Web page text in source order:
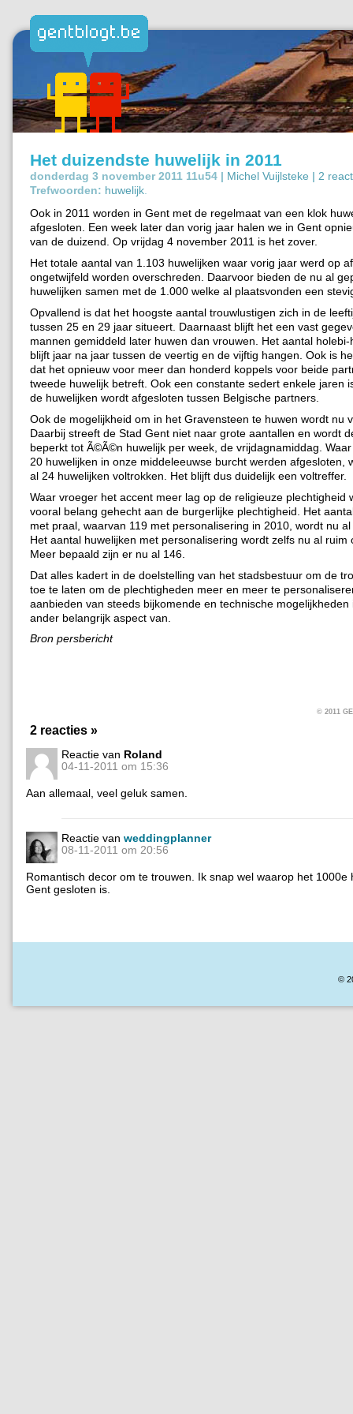
Het duizendste huwelijk in 2011
donderdag 3 november 2011 11u54 | Michel Vuijlsteke | 2
Trefwoorden: huwelijk
Ook in 2011 worden in Gent met de regelmaat van een klok
afgesloten. Een week later dan vorig jaar halen we in Gent
van de duizend. Op vrijdag 4 november 2011 is het zover.
Het totale aantal van 1.103 huwelijken waar vorig jaar werd op
ongetwijfeld worden overschreden. Daarvoor bieden de nu al
huwelijken samen met de 1.000 welke al plaatsvonden een
Opvallend is dat het hoogste aantal trouwlustigen zich in de
tussen 25 en 29 jaar situeert. Daarnaast blijft het een vast
mannen gemiddeld later huwen dan vrouwen. Het aantal holebi-
blijft jaar na jaar tussen de veertig en de vijftig hangen. Ook is
dat het opnieuw voor meer dan honderd koppels voor beide
tweede huwelijk betreft. Ook een constante sedert enkele jaren
de huwelijken wordt afgesloten tussen Belgische partners.
Ook de mogelijkheid om in het Gravensteen te huwen wordt nu
Daarbij streeft de Stad Gent niet naar grote aantallen en wordt
beperkt tot Ã©Ã©n huwelijk per week, de vrijdagnamiddag.
20 huwelijken in onze middeleeuwse burcht werden afgesloten,
al 24 huwelijken voltrokken. Het blijft dus duidelijk een voltreffer.
Waar vroeger het accent meer lag op de religieuze plechtigheid
vooral belang gehecht aan de burgerlijke plechtigheid. Het
met praal, waarvan 119 met personalisering in 2010, wordt nu
Het aantal huwelijken met personalisering wordt zelfs nu al ruim
Meer bepaald zijn er nu al 146.
Dat alles kadert in de doelstelling van het stadsbestuur om de
toe te laten om de plechtigheden meer en meer te
aanbieden van steeds bijkomende en technische mogelijkheden
ander belangrijk aspect van.
Bron persbericht
© 2011
2 reacties »
Reactie van Roland
04-11-2011 om 15:36
Aan allemaal, veel geluk samen.
Reactie van weddingplanner
08-11-2011 om 20:56
Romantisch decor om te trouwen. Ik snap wel waarop het 1000e
Gent gesloten is.
©